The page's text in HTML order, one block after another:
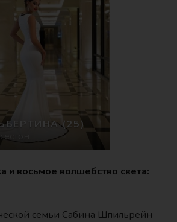
(25)
и восьмое волшебство света:
семьи Сабина Шпильрейн